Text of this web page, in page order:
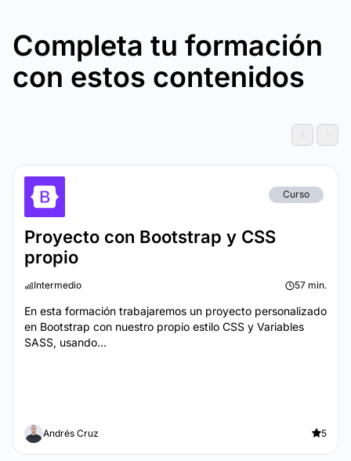
Completa tu formación
con estos contenidos
Curso
Proyecto con Bootstrap y CSS
propio
Intermedio 57 min.
En esta formación trabajaremos un proyecto personalizado
en Bootstrap con nuestro propio estilo CSS y Variables
SASS, usando...
Andrés Cruz 5